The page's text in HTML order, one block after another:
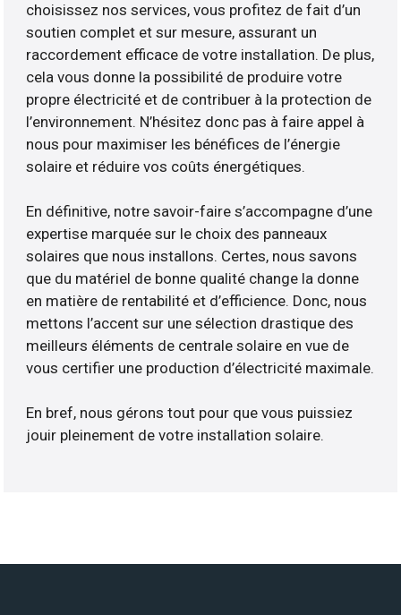
choisissez nos services, vous profitez de fait d’un
soutien complet et sur mesure, assurant un
raccordement efficace de votre installation. De plus,
cela vous donne la possibilité de produire votre
propre électricité et de contribuer à la protection de
l’environnement. N’hésitez donc pas à faire appel à
nous pour maximiser les bénéfices de l’énergie
solaire et réduire vos coûts énergétiques.
En définitive, notre savoir-faire s’accompagne d’une
expertise marquée sur le choix des panneaux
solaires que nous installons. Certes, nous savons
que du matériel de bonne qualité change la donne
en matière de rentabilité et d’efficience. Donc, nous
mettons l’accent sur une sélection drastique des
meilleurs éléments de centrale solaire en vue de
vous certifier une production d’électricité maximale.
En bref, nous gérons tout pour que vous puissiez
jouir pleinement de votre installation solaire.